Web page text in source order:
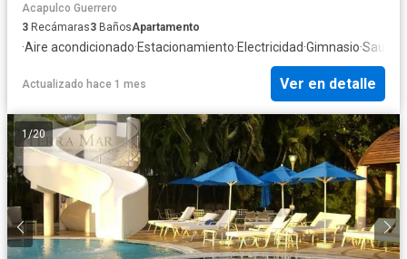
Acapulco Guerrero
3 Recámaras3 BañosApartamento
·Aire acondicionado·Estacionamiento·Electricidad·Gimnasio·Sauna
Actualizado hace 1 mes Ver en detalle
1 /20